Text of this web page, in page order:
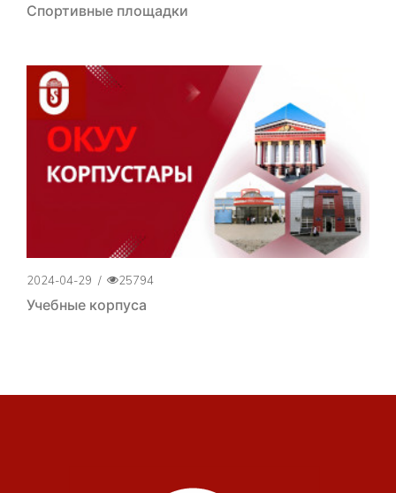
Спортивные площадки
2024-04-29 / 25794
Учебные корпуса